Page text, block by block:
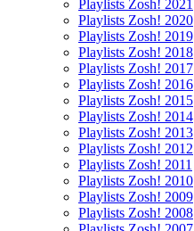
Playlists Zosh! 2021
Playlists Zosh! 2020
Playlists Zosh! 2019
Playlists Zosh! 2018
Playlists Zosh! 2017
Playlists Zosh! 2016
Playlists Zosh! 2015
Playlists Zosh! 2014
Playlists Zosh! 2013
Playlists Zosh! 2012
Playlists Zosh! 2011
Playlists Zosh! 2010
Playlists Zosh! 2009
Playlists Zosh! 2008